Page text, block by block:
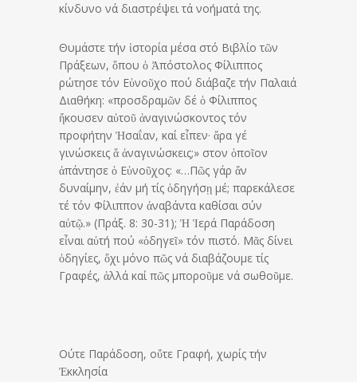
κίνδυνο νά διαστρέψει τά νοήματά της.
Θυμάστε τήν ἱστορία μέσα στό Βιβλίο τῶν
Πράξεων, ὅπου ὁ Ἀπόστολος Φίλιππος
ρώτησε τόν Εὐνοῦχο πού διάβαζε τήν Παλαιά
Διαθήκη: «προσδραμῶν δέ ὁ Φίλιππος
ἤκουσεν αὐτοῦ ἀναγινώσκοντος τόν
προφήτην Ἠσαΐαν, καί εἶπεν· ἄρα γέ
γινώσκεις ἅ ἀναγινώσκεις;» στον ὁποῖον
ἀπάντησε ὁ Εὐνοῦχος: «…Πῶς γάρ ἄν
δυναίμην, ἐάν μή τίς ὁδηγήσῃ μέ; παρεκάλεσε
τέ τόν Φίλιππον ἀναβάντα καθίσαι σύν
αὐτῷ.» (Πράξ. 8: 30-31); Ἡ Ἱερά Παράδοση
εἶναι αὐτή πού «ὁδηγεῖ» τόν πιστό. Μᾶς δίνει
ὁδηγίες, ὄχι μόνο πῶς νά διαβάζουμε τίς
Γραφές, ἀλλά καί πῶς μποροῦμε νά σωθοῦμε.
Ούτε Παράδοση, οὔτε Γραφή, χωρίς τήν
Ἐκκλησία